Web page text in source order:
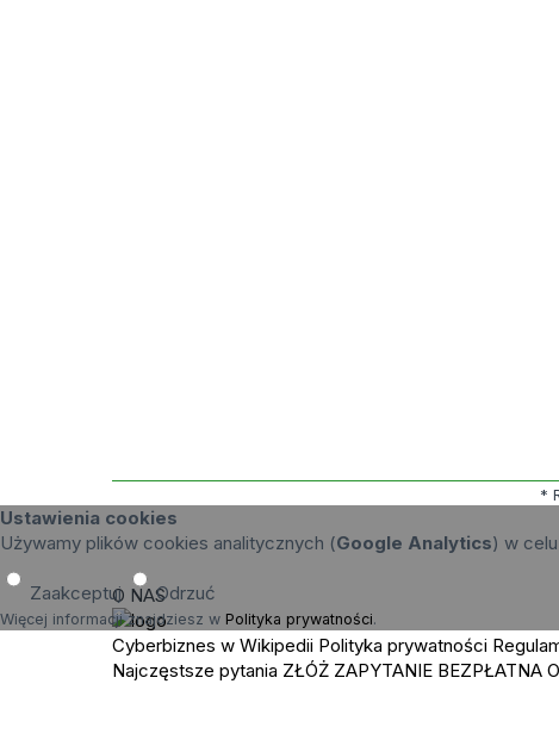
*
Ustawienia cookies
Używamy plików cookies analitycznych (Google Analytics) w
Zaakceptuj Odrzuć
Więcej informacji znajdziesz w Polityka prywatności.
O NAS
Cyberbiznes w Wikipedii Polityka prywatności
Najczęstsze pytania ZŁÓŻ ZAPYTANIE BEZPŁATNA